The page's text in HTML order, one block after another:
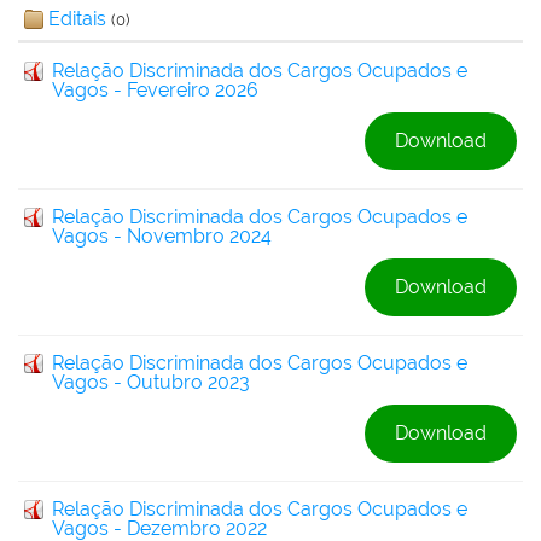
Editais (0)
Relação Discriminada dos Cargos Ocupados e
Vagos - Fevereiro 2026
Download
Relação Discriminada dos Cargos Ocupados e
Vagos - Novembro 2024
Download
Relação Discriminada dos Cargos Ocupados e
Vagos - Outubro 2023
Download
Relação Discriminada dos Cargos Ocupados e
Vagos - Dezembro 2022